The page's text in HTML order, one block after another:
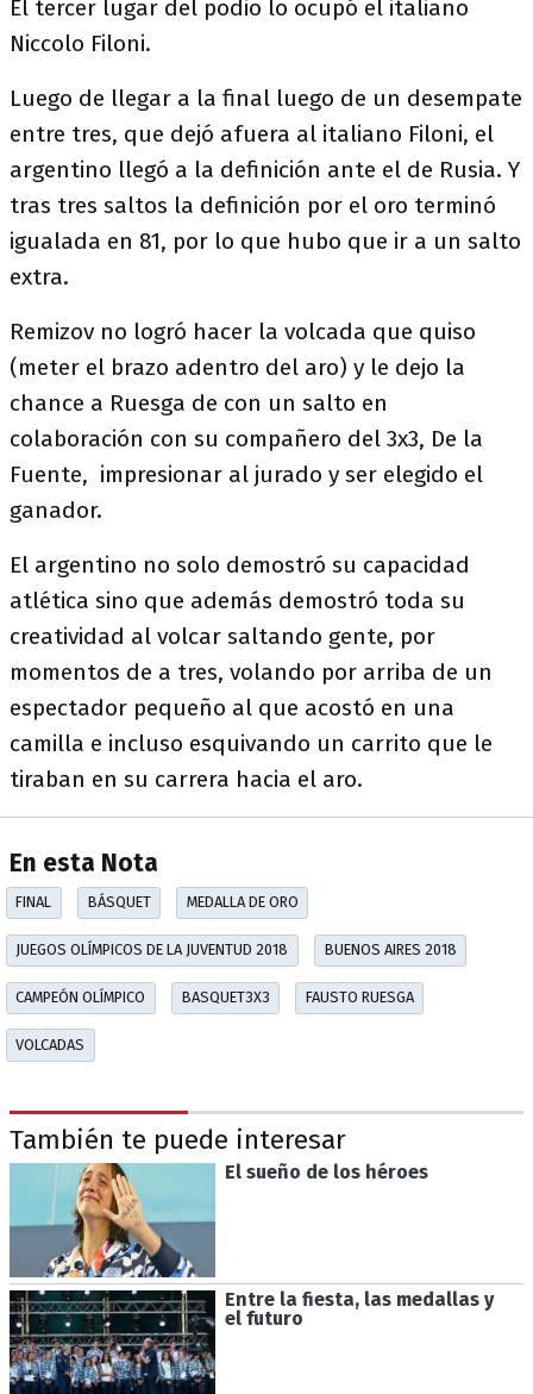
El tercer lugar del podio lo ocupó el italiano
Niccolo Filoni.
Luego de llegar a la final luego de un desempate
entre tres, que dejó afuera al italiano Filoni, el
argentino llegó a la definición ante el de Rusia. Y
tras tres saltos la definición por el oro terminó
igualada en 81, por lo que hubo que ir a un salto
extra.
Remizov no logró hacer la volcada que quiso
(meter el brazo adentro del aro) y le dejo la
chance a Ruesga de con un salto en
colaboración con su compañero del 3x3, De la
Fuente, impresionar al jurado y ser elegido el
ganador.
El argentino no solo demostró su capacidad
atlética sino que además demostró toda su
creatividad al volcar saltando gente, por
momentos de a tres, volando por arriba de un
espectador pequeño al que acostó en una
camilla e incluso esquivando un carrito que le
tiraban en su carrera hacia el aro.
En esta Nota
FINAL BÁSQUET MEDALLA DE ORO
JUEGOS OLÍMPICOS DE LA JUVENTUD 2018 BUENOS AIRES 2018
CAMPEÓN OLÍMPICO BASQUET3X3 FAUSTO RUESGA
VOLCADAS
También te puede interesar
El sueño de los héroes
Entre la fiesta, las medallas y
el futuro